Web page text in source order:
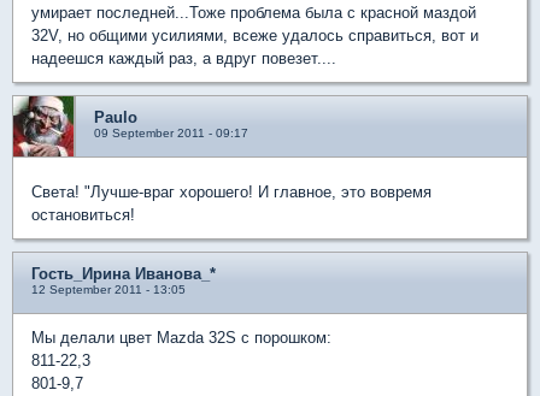
умирает последней...Тоже проблема была с красной маздой
32V, но общими усилиями, всеже удалось справиться, вот и
надеешся каждый раз, а вдруг повезет....
Paulo
09 September 2011 - 09:17
Света! "Лучше-враг хорошего! И главное, это вовремя
остановиться!
Гость_Ирина Иванова_*
12 September 2011 - 13:05
Мы делали цвет Mazda 32S с порошком:
811-22,3
801-9,7